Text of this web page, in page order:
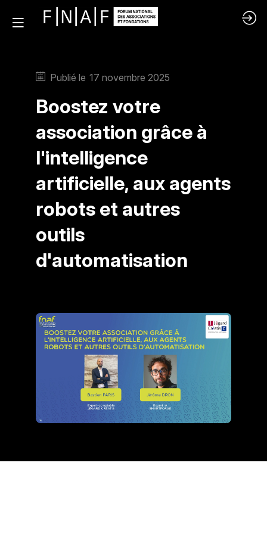
Publié le 17 novembre 2025
Boostez votre
association grâce à
l'intelligence
artificielle, aux agents
robots et autres
outils
d'automatisation